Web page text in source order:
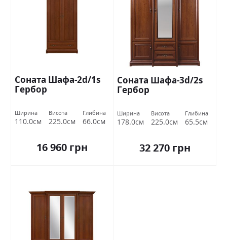
Соната Шафа-2d/1s
Гербор
Ширина
110.0см
Висота
225.0см
Глибина
66.0см
16 960 грн
Соната Шафа-3d/2s
Гербор
Ширина
178.0см
Висота
225.0см
Глибина
65.5см
32 270 грн